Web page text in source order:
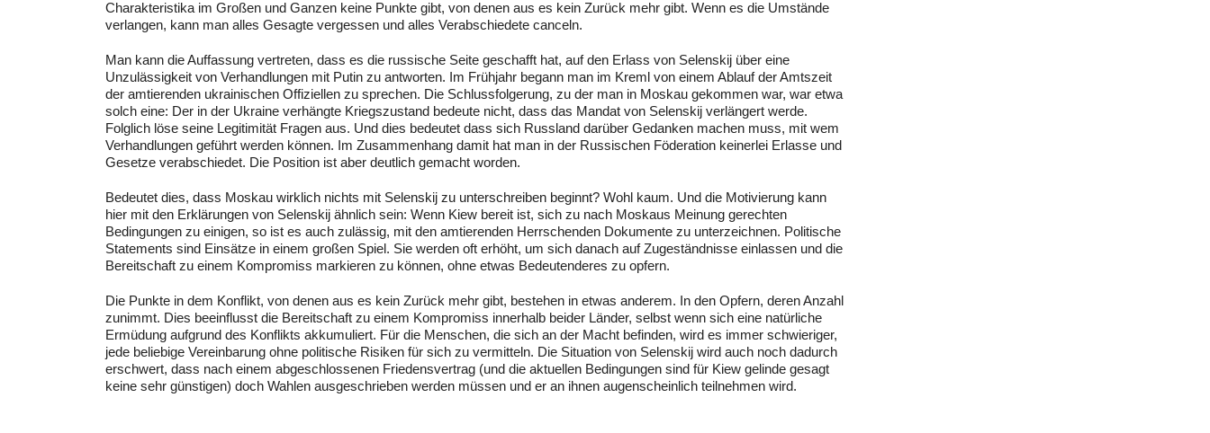
Charakteristika im Großen und Ganzen keine Punkte gibt, von denen aus es kein Zurück mehr gibt. Wenn es die Umstände
verlangen, kann man alles Gesagte vergessen und alles Verabschiedete canceln.
Man kann die Auffassung vertreten, dass es die russische Seite geschafft hat, auf den Erlass von Selenskij über eine
Unzulässigkeit von Verhandlungen mit Putin zu antworten. Im Frühjahr begann man im Kreml von einem Ablauf der Amtszeit
der amtierenden ukrainischen Offiziellen zu sprechen. Die Schlussfolgerung, zu der man in Moskau gekommen war, war etwa
solch eine: Der in der Ukraine verhängte Kriegszustand bedeute nicht, dass das Mandat von Selenskij verlängert werde.
Folglich löse seine Legitimität Fragen aus. Und dies bedeutet dass sich Russland darüber Gedanken machen muss, mit wem
Verhandlungen geführt werden können. Im Zusammenhang damit hat man in der Russischen Föderation keinerlei Erlasse und
Gesetze verabschiedet. Die Position ist aber deutlich gemacht worden.
Bedeutet dies, dass Moskau wirklich nichts mit Selenskij zu unterschreiben beginnt? Wohl kaum. Und die Motivierung kann
hier mit den Erklärungen von Selenskij ähnlich sein: Wenn Kiew bereit ist, sich zu nach Moskaus Meinung gerechten
Bedingungen zu einigen, so ist es auch zulässig, mit den amtierenden Herrschenden Dokumente zu unterzeichnen. Politische
Statements sind Einsätze in einem großen Spiel. Sie werden oft erhöht, um sich danach auf Zugeständnisse einlassen und die
Bereitschaft zu einem Kompromiss markieren zu können, ohne etwas Bedeutenderes zu opfern.
Die Punkte in dem Konflikt, von denen aus es kein Zurück mehr gibt, bestehen in etwas anderem. In den Opfern, deren Anzahl
zunimmt. Dies beeinflusst die Bereitschaft zu einem Kompromiss innerhalb beider Länder, selbst wenn sich eine natürliche
Ermüdung aufgrund des Konflikts akkumuliert. Für die Menschen, die sich an der Macht befinden, wird es immer schwieriger,
jede beliebige Vereinbarung ohne politische Risiken für sich zu vermitteln. Die Situation von Selenskij wird auch noch dadurch
erschwert, dass nach einem abgeschlossenen Friedensvertrag (und die aktuellen Bedingungen sind für Kiew gelinde gesagt
keine sehr günstigen) doch Wahlen ausgeschrieben werden müssen und er an ihnen augenscheinlich teilnehmen wird.